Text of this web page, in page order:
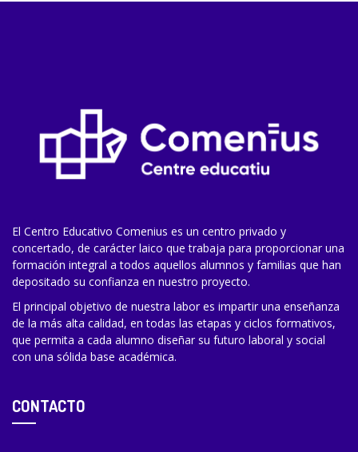
El Centro Educativo Comenius es un centro privado y
concertado, de carácter laico que trabaja para proporcionar una
formación integral a todos aquellos alumnos y familias que han
depositado su confianza en nuestro proyecto.
El principal objetivo de nuestra labor es impartir una enseñanza
de la más alta calidad, en todas las etapas y ciclos formativos,
que permita a cada alumno diseñar su futuro laboral y social
con una sólida base académica.
CONTACTO